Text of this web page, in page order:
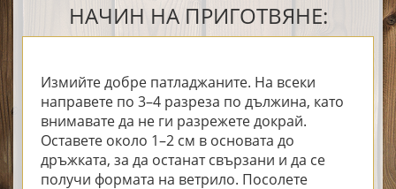
НАЧИН НА ПРИГОТВЯНЕ:
Измийте добре патладжаните. На всеки
направете по 3–4 разреза по дължина, като
внимавате да не ги разрежете докрай.
Оставете около 1–2 см в основата до
дръжката, за да останат свързани и да се
получи формата на ветрило. Посолете